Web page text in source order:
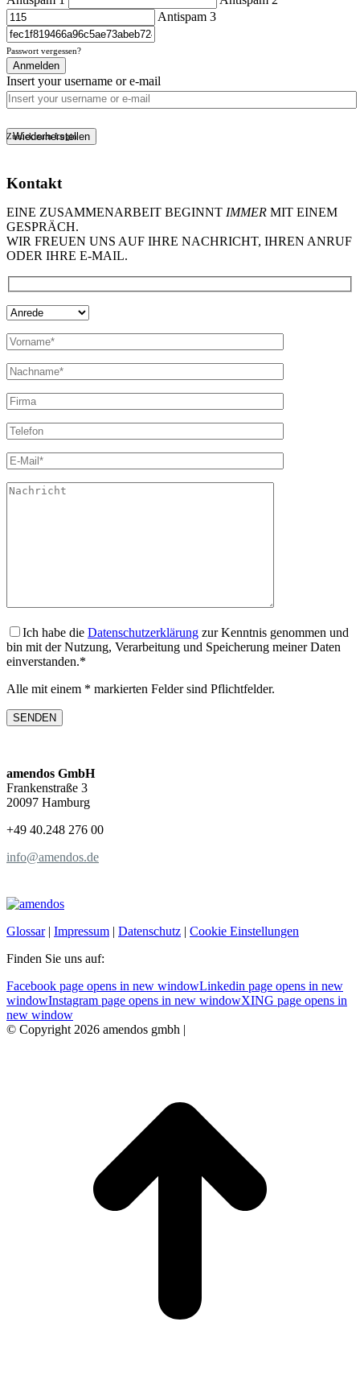
Antispam 3
Passwort vergessen?
Anmelden
Insert your username or e-mail
Zurück zum Login
Wiederherstellen
Kontakt
EINE ZUSAMMENARBEIT BEGINNT IMMER MIT EINEM
GESPRÄCH.
WIR FREUEN UNS AUF IHRE NACHRICHT, IHREN ANRUF
ODER IHRE E-MAIL.
Ich habe die Datenschutzerklärung zur Kenntnis genommen und
bin mit der Nutzung, Verarbeitung und Speicherung meiner Daten
einverstanden.*
Alle mit einem * markierten Felder sind Pflichtfelder.
amendos GmbH
Frankenstraße 3
20097 Hamburg
+49 40.248 276 00
info@amendos.de
Glossar| Impressum | Datenschutz | Cookie Einstellungen
Finden Sie uns auf:
Facebook page opens in new windowLinkedin page opens in new
windowInstagram page opens in new windowXING page opens in
new window
© Copyright 2026 amendos gmbh |